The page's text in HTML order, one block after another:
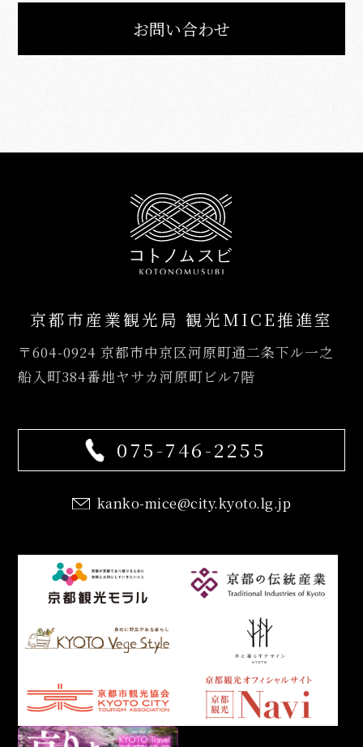
お問い合わせ
京都市産業観光局 観光MICE推進室
〒604-0924 京都市中京区河原町通二条下ル一之
船入町384番地ヤサカ河原町ビル7階
075-746-2255
kanko-mice@city.kyoto.lg.jp